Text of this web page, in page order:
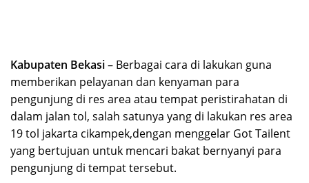
Kabupaten Bekasi– Berbagai cara di lakukan guna
memberikan pelayanan dan kenyaman para
pengunjung di res area atau tempat peristirahatan di
dalam jalan tol, salah satunya yang di lakukan res area
19 tol jakarta cikampek,dengan menggelar Got Tailent
yang bertujuan untuk mencari bakat bernyanyi para
pengunjung di tempat tersebut.